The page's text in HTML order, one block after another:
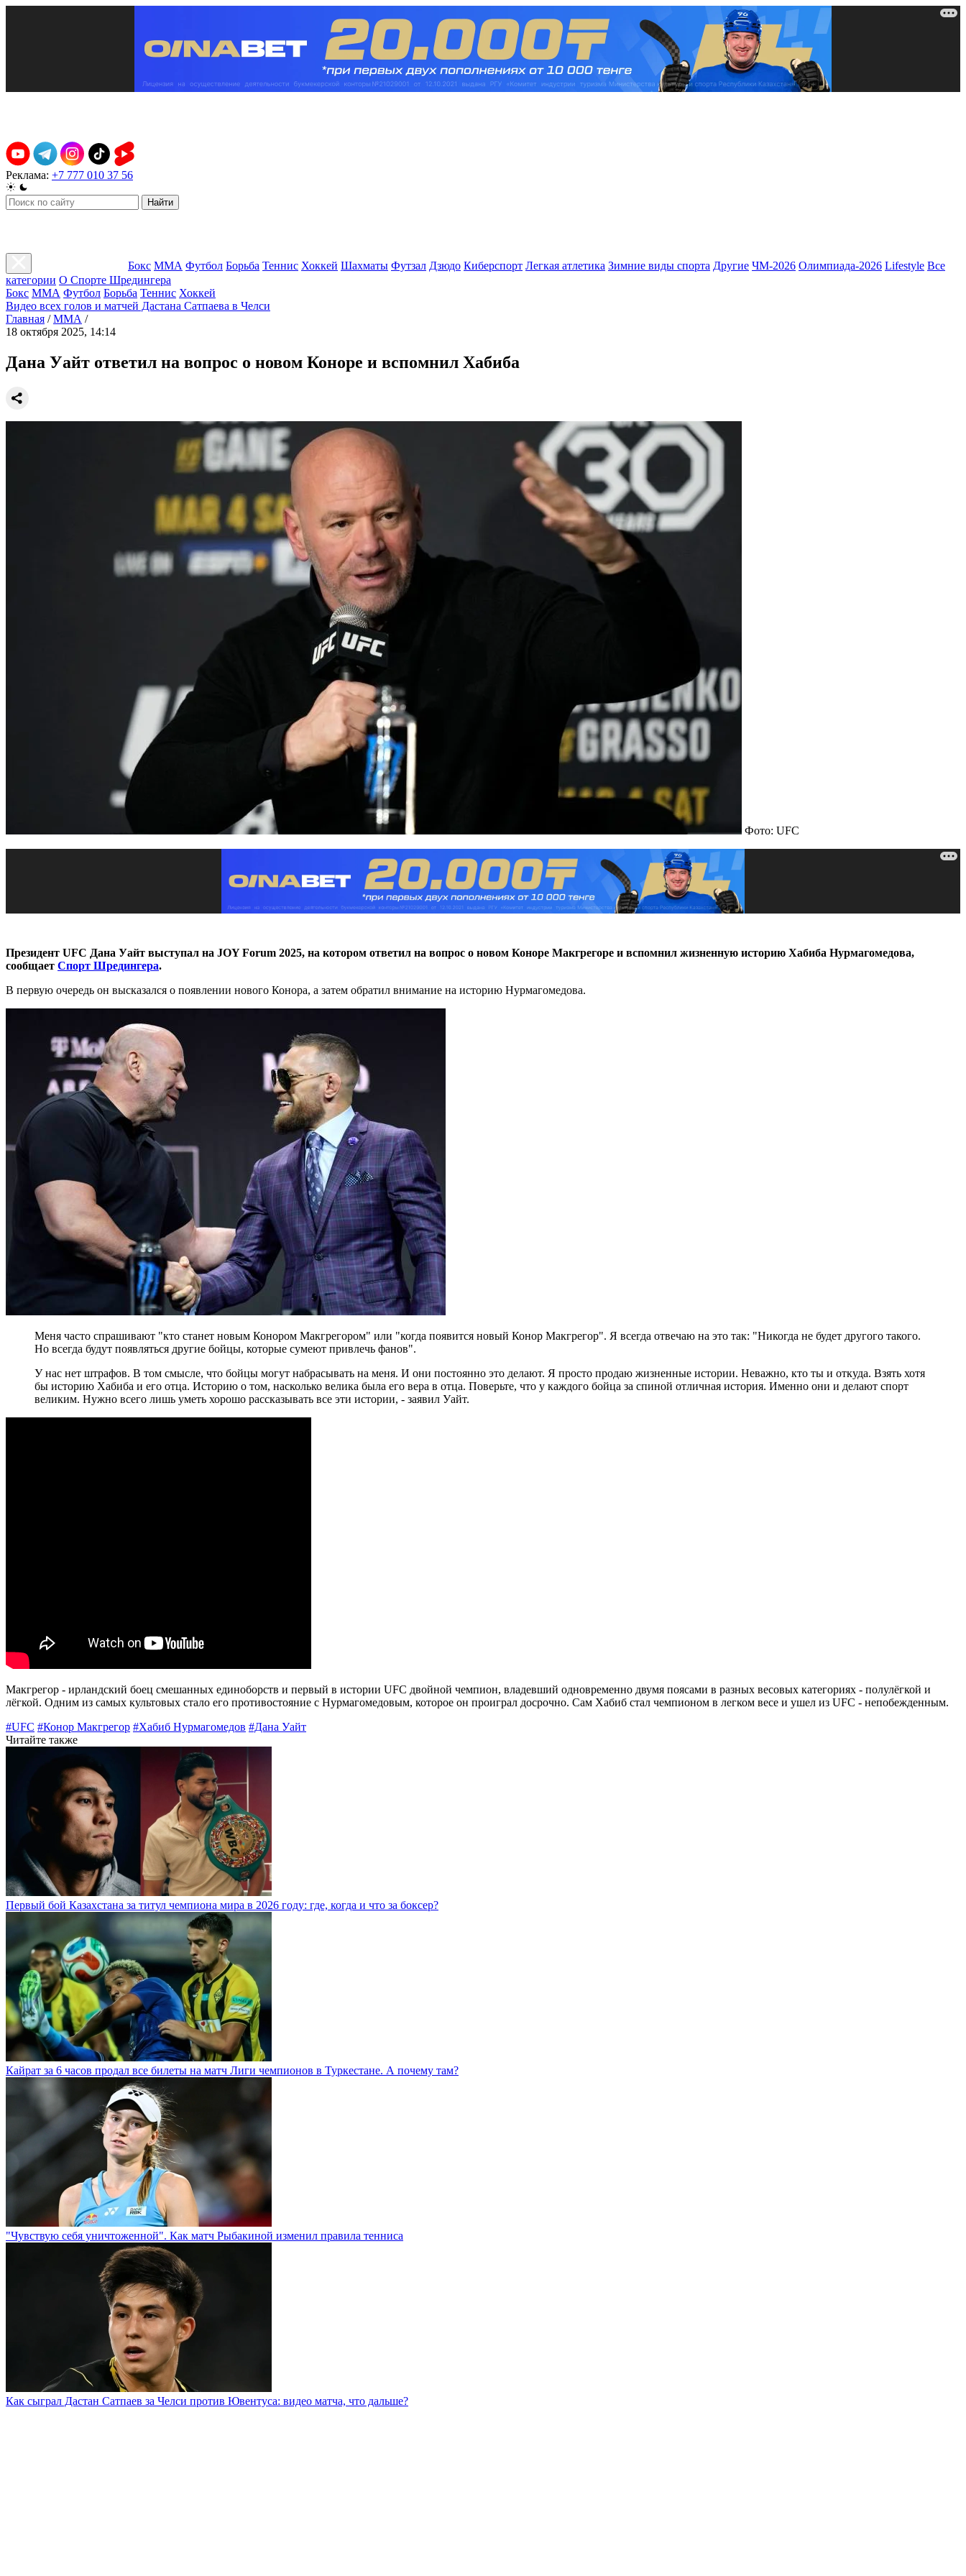
Реклама: +7 777 010 37 56
Найти
Бокс ММА Футбол Борьба Теннис Хоккей Шахматы Футзал Дзюдо Киберспорт Легкая атлетика Зимние виды спорта Другие ЧМ-2026 Олимпиада-2026 Lifestyle Все
категории О Спорте Шредингера
Бокс ММА Футбол Борьба Теннис Хоккей
Видео всех голов и матчей Дастана Сатпаева в Челси
Главная / ММА /
18 октября 2025, 14:14
Дана Уайт ответил на вопрос о новом Коноре и вспомнил Хабиба
Фото: UFC
Президент UFC Дана Уайт выступал на JOY Forum 2025, на котором ответил на вопрос о новом Коноре Макгрегоре и вспомнил жизненную историю Хабиба Нурмагомедова,
сообщает Спорт Шредингера.
В первую очередь он высказался о появлении нового Конора, а затем обратил внимание на историю Нурмагомедова.
Меня часто спрашивают "кто станет новым Конором Макгрегором" или "когда появится новый Конор Макгрегор". Я всегда отвечаю на это так: "Никогда не будет другого такого.
Но всегда будут появляться другие бойцы, которые сумеют привлечь фанов".
У нас нет штрафов. В том смысле, что бойцы могут набрасывать на меня. И они постоянно это делают. Я просто продаю жизненные истории. Неважно, кто ты и откуда. Взять хотя
бы историю Хабиба и его отца. Историю о том, насколько велика была его вера в отца. Поверьте, что у каждого бойца за спиной отличная история. Именно они и делают спорт
великим. Нужно всего лишь уметь хорошо рассказывать все эти истории, - заявил Уайт.
Макгрегор - ирландский боец смешанных единоборств и первый в истории UFC двойной чемпион, владевший одновременно двумя поясами в разных весовых категориях - полулёгкой и
лёгкой. Одним из самых культовых стало его противостояние с Нурмагомедовым, которое он проиграл досрочно. Сам Хабиб стал чемпионом в легком весе и ушел из UFC - непобежденным.
#UFC #Конор Макгрегор #Хабиб Нурмагомедов #Дана Уайт
Читайте также
Первый бой Казахстана за титул чемпиона мира в 2026 году: где, когда и что за боксер?
Кайрат за 6 часов продал все билеты на матч Лиги чемпионов в Туркестане. А почему там?
"Чувствую себя уничтоженной". Как матч Рыбакиной изменил правила тенниса
Как сыграл Дастан Сатпаев за Челси против Ювентуса: видео матча, что дальше?